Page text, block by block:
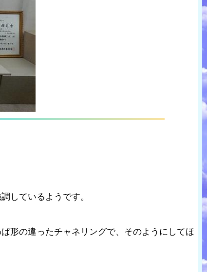
しているようです。
形の違ったチャネリングで、そのようにしてほ